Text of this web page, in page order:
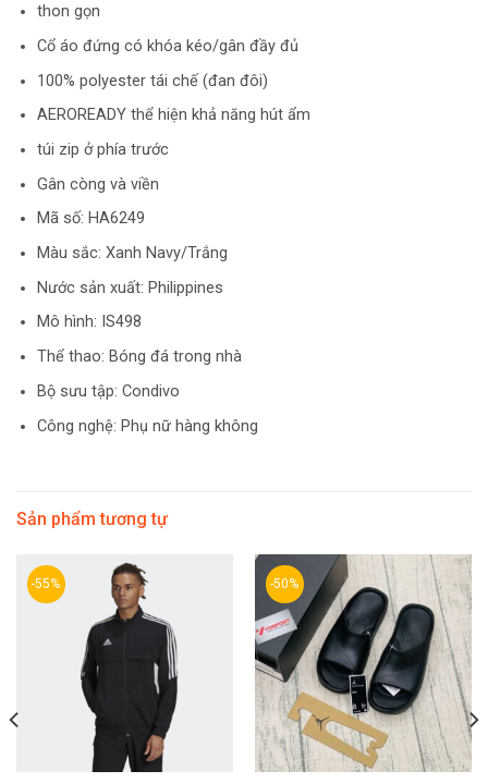
thon gọn
Cổ áo đứng có khóa kéo/gân đầy đủ
100% polyester tái chế (đan đôi)
AEROREADY thể hiện khả năng hút ẩm
túi zip ở phía trước
Gân còng và viền
Mã số: HA6249
Màu sắc: Xanh Navy/Trắng
Nước sản xuất: Philippines
Mô hình: IS498
Thể thao: Bóng đá trong nhà
Bộ sưu tập: Condivo
Công nghệ: Phụ nữ hàng không
Sản phẩm tương tự
-55% -50%